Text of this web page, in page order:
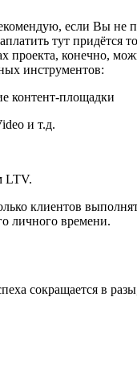
если Вы
тут придётся
проекта, конечно,
инструментов:
контент-площадки
и т.д.
LTV.
клиентов
личного времени.
сокращается в